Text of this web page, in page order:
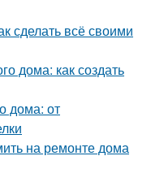
сделать всё своими
дома: как создать
дома: от
на ремонте дома